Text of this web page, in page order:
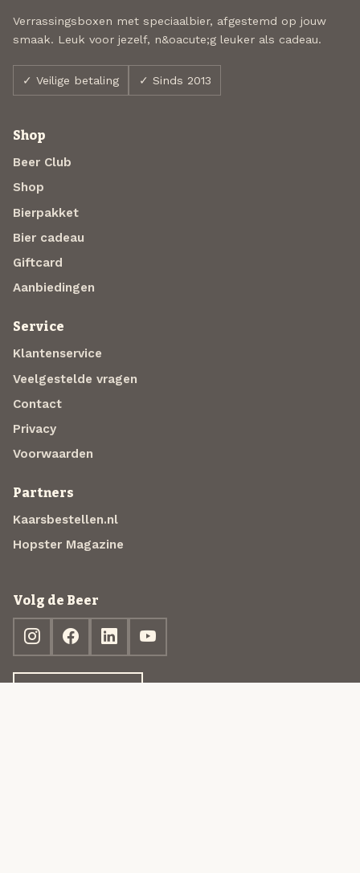
Verrassingsboxen met speciaalbier, afgestemd op jouw
smaak. Leuk voor jezelf, n&oacute;g leuker als cadeau.
✓ Veilige betaling ✓ Sinds 2013
Shop
Beer Club
Shop
Bierpakket
Bier cadeau
Giftcard
Aanbiedingen
Service
Klantenservice
Veelgestelde vragen
Contact
Privacy
Voorwaarden
Partners
Kaarsbestellen.nl
Hopster Magazine
Volg de Beer